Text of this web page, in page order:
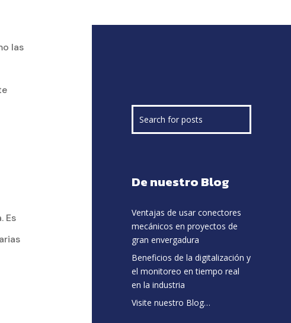
las
Es
De nuestro Blog
Ventajas de usar conectores
mecánicos en proyectos de
gran envergadura
Beneficios de la digitalización y
el monitoreo en tiempo real
en la industria
Visite nuestro Blog…